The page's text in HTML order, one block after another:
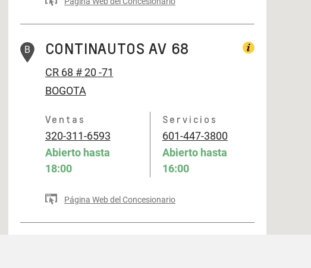
B CONTINAUTOS AV 68
CR 68 # 20 -71
BOGOTA
Ventas
320-311-6593
Abierto hasta
18:00
Servicios
601-447-3800
Abierto hasta
16:00
Página Web del Concesionario